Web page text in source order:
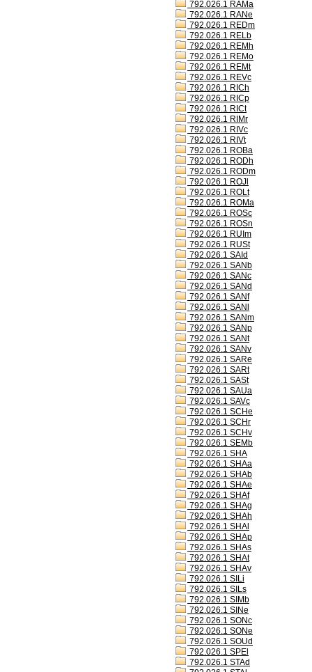
792.026.1 RAMa
792.026.1 RANe
792.026.1 REDm
792.026.1 RELb
792.026.1 REMh
792.026.1 REMo
792.026.1 REMt
792.026.1 REVc
792.026.1 RICh
792.026.1 RICp
792.026.1 RICt
792.026.1 RIMr
792.026.1 RIVc
792.026.1 RIVt
792.026.1 ROBa
792.026.1 RODh
792.026.1 RODm
792.026.1 ROJl
792.026.1 ROLt
792.026.1 ROMa
792.026.1 ROSc
792.026.1 ROSn
792.026.1 RUIm
792.026.1 RUSt
792.026.1 SAId
792.026.1 SANb
792.026.1 SANc
792.026.1 SANd
792.026.1 SANf
792.026.1 SANl
792.026.1 SANm
792.026.1 SANp
792.026.1 SANt
792.026.1 SANv
792.026.1 SARe
792.026.1 SARt
792.026.1 SASt
792.026.1 SAUa
792.026.1 SAVc
792.026.1 SCHe
792.026.1 SCHr
792.026.1 SCHv
792.026.1 SEMb
792.026.1 SHA
792.026.1 SHAa
792.026.1 SHAb
792.026.1 SHAe
792.026.1 SHAf
792.026.1 SHAg
792.026.1 SHAh
792.026.1 SHAl
792.026.1 SHAp
792.026.1 SHAs
792.026.1 SHAt
792.026.1 SHAv
792.026.1 SILi
792.026.1 SILs
792.026.1 SIMb
792.026.1 SINe
792.026.1 SONc
792.026.1 SONe
792.026.1 SOUd
792.026.1 SPEl
792.026.1 STAd